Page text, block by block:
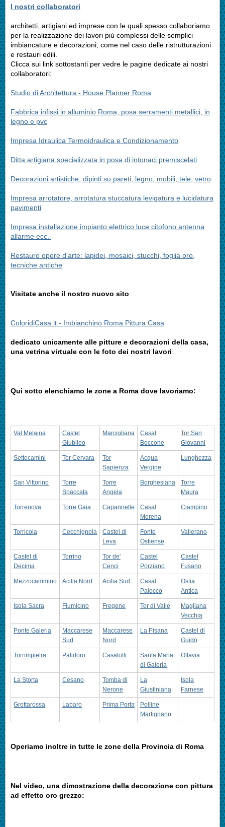
I nostri collaboratori
architetti, artigiani ed imprese con le quali spesso collaboriamo
per la realizzazione dei lavori più complessi delle semplici
imbiancature e decorazioni, come nel caso delle ristrutturazioni
e restauri edili.
Clicca sui link sottostanti per vedre le pagine dedicate ai nostri
collaboratori:
Studio di Architettura - House Planner Roma
Fabbrica infissi in alluminio Roma, posa serramenti metallici, in
legno e pvc
Impresa Idraulica Termoidraulica e Condizionamento
Ditta artigiana specializzata in posa di intonaci premiscelati
Decorazioni artistiche, dipinti su pareti, legno, mobili, tele, vetro
Impresa arrotatore, arrotatura stuccatura levigatura e lucidatura
pavimenti
Impresa installazione impianto elettrico luce citofono antenna
allarme ecc.
Restauro opere d'arte: lapidei, mosaici, stucchi, foglia oro,
tecniche antiche
Visitate anche il nostro nuovo sito
ColoridiCasa.it - Imbianchino Roma Pittura Casa
dedicato unicamente alle pitture e decorazioni della casa,
una vetrina virtuale con le foto dei nostri lavori
Qui sotto elenchiamo le zone a Roma dove lavoriamo:
Val Melaina
Castel
Giubileo
Marcigliana
Casal
Boccone
Tor San
Giovanni
Settecamini Tor Cervara
Tor
Sapienza
Acqua
Vergine
Lunghezza
San Vittorino
Torre
Spaccata
Torre
Angela
Borghesiana
Torre
Maura
Torrenova Torre Gaia Capannelle
Casal
Morena
Ciampino
Torricola Cecchignola
Castel di
Leva
Fonte
Ostiense
Vallerano
Castel di
Decima
Torrino
Tor de'
Cenci
Castel
Porziano
Castel
Fusano
Mezzocammino Acilia Nord Acilia Sud
Casal
Palocco
Ostia
Antica
Isola Sacra Fiumicino Fregene Tor di Valle
Magliana
Vecchia
Ponte Galeria
Maccarese
Sud
Maccarese
Nord
La Pisana
Castel di
Guido
Torrimpietra Palidoro Casalotti
Santa Maria
di Galeria
Ottavia
La Storta Cesano
Tomba di
Nerone
La
Giustiniana
Isola
Farnese
Grottarossa Labaro Prima Porta
Polline
Martignano
Operiamo inoltre in tutte le zone della Provincia di Roma
Nel video, una dimostrazione della decorazione con pittura
ad effetto oro grezzo: